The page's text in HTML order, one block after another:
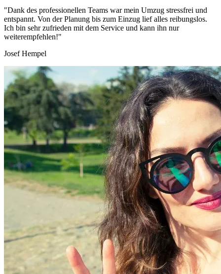
"Dank des professionellen Teams war mein Umzug stressfrei und
entspannt. Von der Planung bis zum Einzug lief alles reibungslos.
Ich bin sehr zufrieden mit dem Service und kann ihn nur
weiterempfehlen!"
Josef Hempel